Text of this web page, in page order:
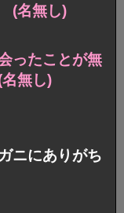
(名無し)
ったことが無
無し)
ニにありがち